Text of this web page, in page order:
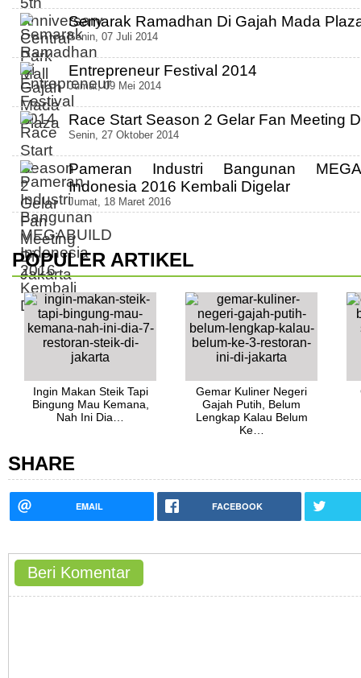
Semarak Ramadhan Di Gajah Mada
Senin, 07 Juli 2014
Entrepreneur Festival 2014
Jumat, 09 Mei 2014
Race Start Season 2 Gelar Fan Meeting
Senin, 27 Oktober 2014
Pameran Industri Bangunan
Indonesia 2016 Kembali Digelar
Jumat, 18 Maret 2016
POPULER ARTIKEL
Ingin Makan Steik Tapi
Bingung Mau Kemana,
Nah Ini Dia…
Gemar Kuliner Negeri
Gajah Putih, Belum
Lengkap Kalau Belum
Ke…
SHARE
EMAIL FACEBOOK
Beri Komentar